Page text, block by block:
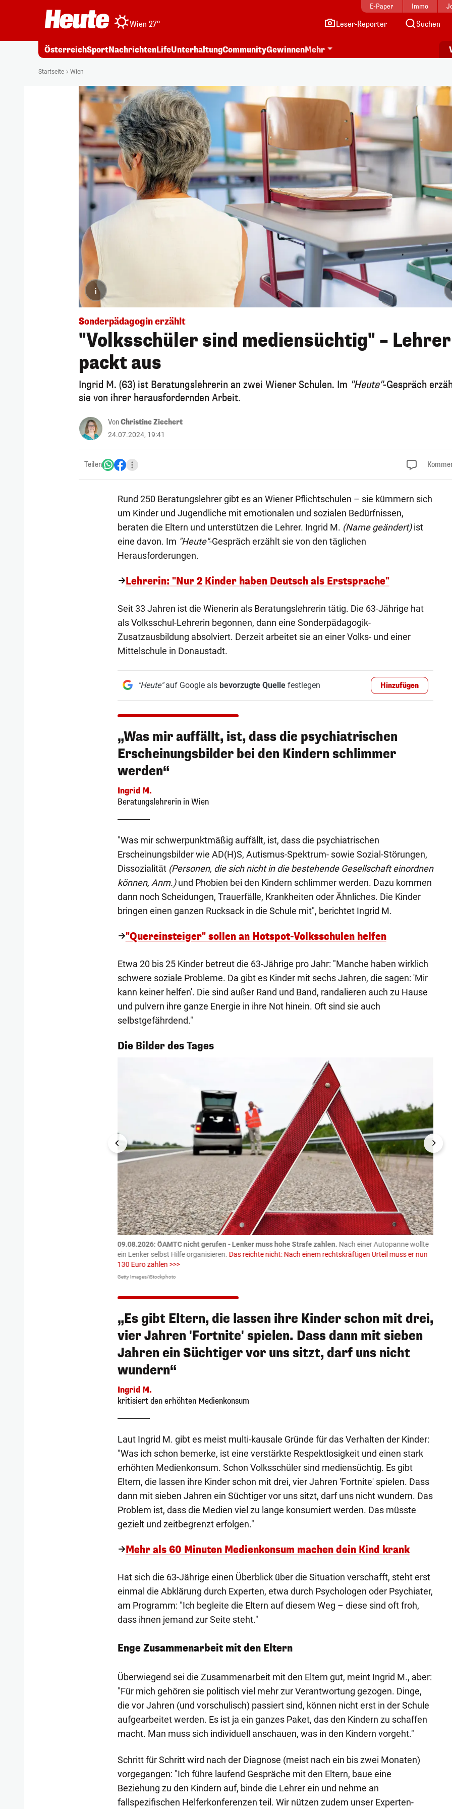
E-Paper Immo
Wien 27° Leser-Reporter Suchen
ÖsterreichSportNachrichtenLifeUnterhaltungCommunityGewinnenMehr
Startseite Wien
i
Sonderpädagogin erzählt
"Volksschüler sind mediensüchtig" –
packt aus
Ingrid M. (63) ist Beratungslehrerin an zwei Wiener Schulen. Im "Heute"-Gespräch
sie von ihrer herausfordernden Arbeit.
VonChristine Ziechert
24.07.2024, 19:41
Teilen
Rund 250 Beratungslehrer gibt es an Wiener Pflichtschulen – sie kümmern sich
um Kinder und Jugendliche mit emotionalen und sozialen Bedürfnissen,
beraten die Eltern und unterstützen die Lehrer. Ingrid M. (Name geändert)ist
eine davon. Im "Heute"-Gespräch erzählt sie von den täglichen
Herausforderungen.
Lehrerin: "Nur 2 Kinder haben Deutsch als Erstsprache"
Seit 33 Jahren ist die Wienerin als Beratungslehrerin tätig. Die 63-Jährige hat
als Volksschul-Lehrerin begonnen, dann eine Sonderpädagogik-
Zusatzausbildung absolviert. Derzeit arbeitet sie an einer Volks- und einer
Mittelschule in Donaustadt.
"Heute"auf Google als bevorzugte Quellefestlegen Hinzufügen
„Was mir auffällt, ist, dass die psychiatrischen
Erscheinungsbilder bei den Kindern schlimmer
werden“
Ingrid M.
Beratungslehrerin in Wien
"Was mir schwerpunktmäßig auffällt, ist, dass die psychiatrischen
Erscheinungsbilder wie AD(H)S, Autismus-Spektrum- sowie Sozial-Störungen,
Dissozialität (Personen, die sich nicht in die bestehende Gesellschaft einordnen
können, Anm.)und Phobien bei den Kindern schlimmer werden. Dazu kommen
dann noch Scheidungen, Trauerfälle, Krankheiten oder Ähnliches. Die Kinder
bringen einen ganzen Rucksack in die Schule mit", berichtet Ingrid M.
"Quereinsteiger" sollen an Hotspot-Volksschulen helfen
Etwa 20 bis 25 Kinder betreut die 63-Jährige pro Jahr: "Manche haben wirklich
schwere soziale Probleme. Da gibt es Kinder mit sechs Jahren, die sagen: 'Mir
kann keiner helfen'. Die sind außer Rand und Band, randalieren auch zu Hause
und pulvern ihre ganze Energie in ihre Not hinein. Oft sind sie auch
selbstgefährdend."
Die Bilder des Tages
1/57
09.08.2026: ÖAMTC nicht gerufen - Lenker muss hohe Strafe zahlen. Nach einer Autopanne wollte
ein Lenker selbst Hilfe organisieren. Das reichte nicht: Nach einem rechtskräftigen Urteil muss er nun
130 Euro zahlen >>>
Getty Images/iStockphoto
„Es gibt Eltern, die lassen ihre Kinder schon mit drei,
vier Jahren 'Fortnite' spielen. Dass dann mit sieben
Jahren ein Süchtiger vor uns sitzt, darf uns nicht
wundern“
Ingrid M.
kritisiert den erhöhten Medienkonsum
Laut Ingrid M. gibt es meist multi-kausale Gründe für das Verhalten der Kinder:
"Was ich schon bemerke, ist eine verstärkte Respektlosigkeit und einen stark
erhöhten Medienkonsum. Schon Volksschüler sind mediensüchtig. Es gibt
Eltern, die lassen ihre Kinder schon mit drei, vier Jahren 'Fortnite' spielen. Dass
dann mit sieben Jahren ein Süchtiger vor uns sitzt, darf uns nicht wundern. Das
Problem ist, dass die Medien viel zu lange konsumiert werden. Das müsste
gezielt und zeitbegrenzt erfolgen."
Mehr als 60 Minuten Medienkonsum machen dein Kind krank
Hat sich die 63-Jährige einen Überblick über die Situation verschafft, steht erst
einmal die Abklärung durch Experten, etwa durch Psychologen oder Psychiater,
am Programm: "Ich begleite die Eltern auf diesem Weg – diese sind oft froh,
dass ihnen jemand zur Seite steht."
Enge Zusammenarbeit mit den Eltern
Überwiegend sei die Zusammenarbeit mit den Eltern gut, meint Ingrid M., aber:
"Für mich gehören sie politisch viel mehr zur Verantwortung gezogen. Dinge,
die vor Jahren (und vorschulisch) passiert sind, können nicht erst in der Schule
aufgearbeitet werden. Es ist ja ein ganzes Paket, das den Kindern zu schaffen
macht. Man muss sich individuell anschauen, was in den Kindern vorgeht."
Schritt für Schritt wird nach der Diagnose (meist nach ein bis zwei Monaten)
vorgegangen: "Ich führe laufend Gespräche mit den Eltern, baue eine
Beziehung zu den Kindern auf, binde die Lehrer ein und nehme an
fallspezifischen Helferkonferenzen teil. Wir nützen zudem unser Experten-